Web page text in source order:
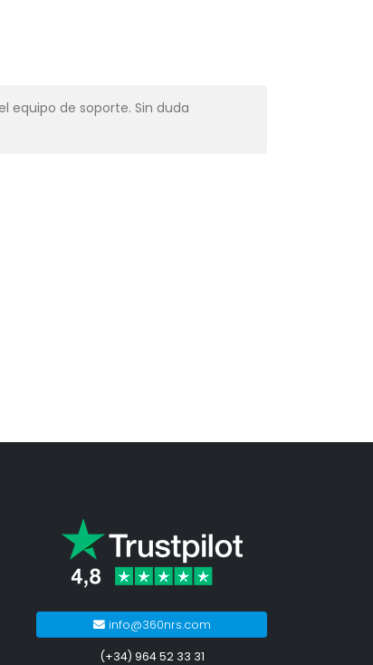
equipo de soporte. Sin duda
info@360nrs.com
(+34) 964 52 33 31